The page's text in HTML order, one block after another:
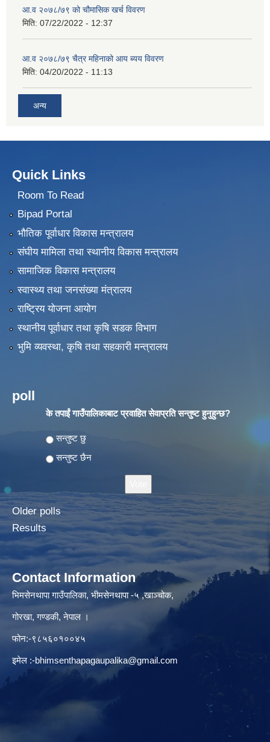
आ.व २०७८/७९ को चौमासिक खर्च विवरण
मिति: 07/22/2022 - 12:37
आ.व २०७८/७९ चैत्र महिनाको आय ब्यय विवरण
मिति: 04/20/2022 - 11:13
अन्य
Quick Links
Room To Read
Bipad Portal
भौतिक पूर्वाधार विकास मन्त्रालय
संघीय मामिला तथा स्थानीय विकास मन्त्रालय
सामाजिक विकास मन्त्रालय
स्वास्थ्य तथा जनसंख्या मंत्रालय
राष्ट्रिय योजना आयोग
स्थानीय पूर्वाधार तथा कृषि सडक विभाग
भुमि व्यवस्था, कृषि तथा सहकारी मन्त्रालय
poll
के तपाईं गाउँपालिकाबाट प्रवाहित सेवाप्रति सन्तुष्ट हुनुहुन्छ?
Choices
सन्तुष्ट छु
सन्तुष्ट छैन
Older polls
Results
Contact Information
भिमसेनथापा गाउँपालिका, भीमसेनथापा -५ ,खाञ्चोक,
गोरखा, गण्डकी, नेपाल ।
फोन:-९८५६०१००४५
इमेल :-bhimsenthapagaupalika@gmail.com